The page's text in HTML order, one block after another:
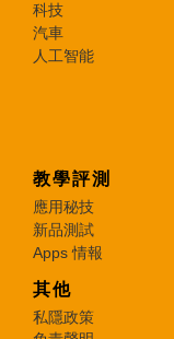
科技
汽車
人工智能
教學評測
應用秘技
新品測試
Apps 情報
其他
私隱政策